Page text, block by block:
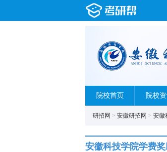
院校首页 院校
研招网 > 安徽研招网 > 安徽
安徽科技学院学费